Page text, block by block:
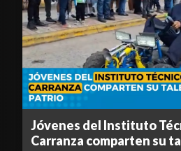
Jóvenes del Instituto
Carranza comparten su